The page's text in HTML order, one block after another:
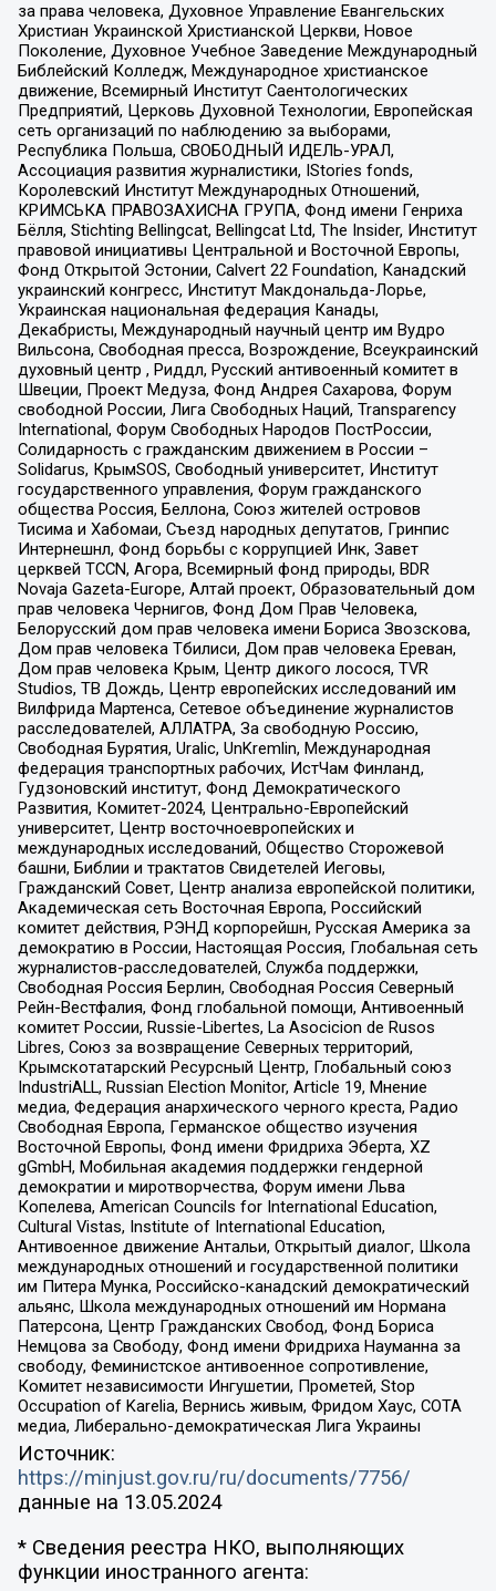
за права человека, Духовное Управление Евангельских
Христиан Украинской Христианской Церкви, Новое
Поколение, Духовное Учебное Заведение Международный
Библейский Колледж, Международное христианское
движение, Всемирный Институт Саентологических
Предприятий, Церковь Духовной Технологии, Европейская
сеть организаций по наблюдению за выборами,
Республика Польша, СВОБОДНЫЙ ИДЕЛЬ-УРАЛ,
Ассоциация развития журналистики, IStories fonds,
Королевский Институт Международных Отношений,
КРИМСЬКА ПРАВОЗАХИСНА ГРУПА, Фонд имени Генриха
Бёлля, Stichting Bellingcat, Bellingcat Ltd, The Insider, Институт
правовой инициативы Центральной и Восточной Европы,
Фонд Открытой Эстонии, Calvert 22 Foundation, Канадский
украинский конгресс, Институт Макдональда-Лорье,
Украинская национальная федерация Канады,
Декабристы, Международный научный центр им Вудро
Вильсона, Свободная пресса, Возрождение, Всеукраинский
духовный центр , Риддл, Русский антивоенный комитет в
Швеции, Проект Медуза, Фонд Андрея Сахарова, Форум
свободной России, Лига Свободных Наций, Transparеncy
International, Форум Свободных Народов ПостРоссии,
Солидарность с гражданским движением в России –
Solidarus, КрымSOS, Свободный университет, Институт
государственного управления, Форум гражданского
общества Россия, Беллона, Союз жителей островов
Тисима и Хабомаи, Съезд народных депутатов, Гринпис
Интернешнл, Фонд борьбы с коррупцией Инк, Завет
церквей TCCN, Агора, Всемирный фонд природы, BDR
Novaja Gazeta-Europe, Алтай проект, Образовательный дом
прав человека Чернигов, Фонд Дом Прав Человека,
Белорусский дом прав человека имени Бориса Звозскова,
Дом прав человека Тбилиси, Дом прав человека Ереван,
Дом прав человека Крым, Центр дикого лосося, TVR
Studios, ТВ Дождь, Центр европейских исследований им
Вилфрида Мартенса, Сетевое объединение журналистов
расследователей, АЛЛАТРА, За свободную Россию,
Свободная Бурятия, Uralic, UnKremlin, Международная
федерация транспортных рабочих, ИстЧам Финланд,
Гудзоновский институт, Фонд Демократического
Развития, Комитет-2024, Центрально-Европейский
университет, Центр восточноевропейских и
международных исследований, Общество Сторожевой
башни, Библии и трактатов Свидетелей Иеговы,
Гражданский Совет, Центр анализа европейской политики,
Академическая сеть Восточная Европа, Российский
комитет действия, РЭНД корпорейшн, Русская Америка за
демократию в России, Настоящая Россия, Глобальная сеть
журналистов-расследователей, Служба поддержки,
Свободная Россия Берлин, Свободная Россия Северный
Рейн-Вестфалия, Фонд глобальной помощи, Антивоенный
комитет России, Russie-Libertes, La Asocicion de Rusos
Libres, Союз за возвращение Северных территорий,
Крымскотатарский Ресурсный Центр, Глобальный союз
IndustriALL, Russian Election Monitor, Article 19, Мнение
медиа, Федерация анархического черного креста, Радио
Свободная Европа, Германское общество изучения
Восточной Европы, Фонд имени Фридриха Эберта, XZ
gGmbH, Мобильная академия поддержки гендерной
демократии и миротворчества, Форум имени Льва
Копелева, American Councils for International Education,
Cultural Vistas, Institute of International Education,
Антивоенное движение Антальи, Открытый диалог, Школа
международных отношений и государственной политики
им Питера Мунка, Российско-канадский демократический
альянс, Школа международных отношений им Нормана
Патерсона, Центр Гражданских Свобод, Фонд Бориса
Немцова за Свободу, Фонд имени Фридриха Науманна за
свободу, Феминистское антивоенное сопротивление,
Комитет независимости Ингушетии, Прометей, Stop
Occupation of Karelia, Вернись живым, Фридом Хаус, СОТА
медиа, Либерально-демократическая Лига Украины
Источник:
https://minjust.gov.ru/ru/documents/7756/
данные на 13.05.2024
* Сведения реестра НКО, выполняющих
функции иностранного агента: